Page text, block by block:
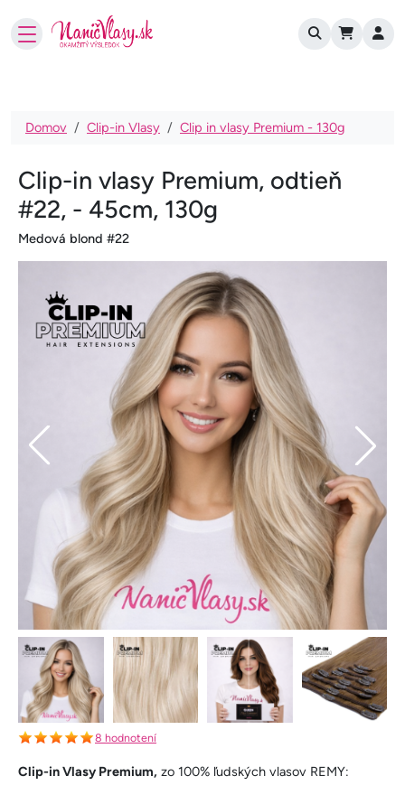
User account
Omrvinka
Domov Clip-in Vlasy Clip in vlasy Premium - 130g
Clip-in vlasy Premium, odtieň
#22, - 45cm, 130g
Medová blond #22
8 hodnotení
Clip-in Vlasy Premium, zo 100% ľudských vlasov REMY: